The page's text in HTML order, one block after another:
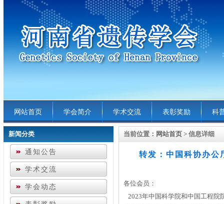
网站首页 学会简介 学术交流 表彰奖励 科
新闻分类
通知公告
学术交流
学会动态
当前位置： 网站首页 > 信息详细
转发：中国科协办公
各位会员：
2023年中国科学院和中国工程院